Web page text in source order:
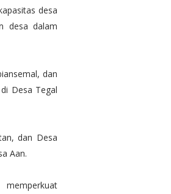
desa
desa dalam
dan
Desa Tegal
dan Desa
Aan.